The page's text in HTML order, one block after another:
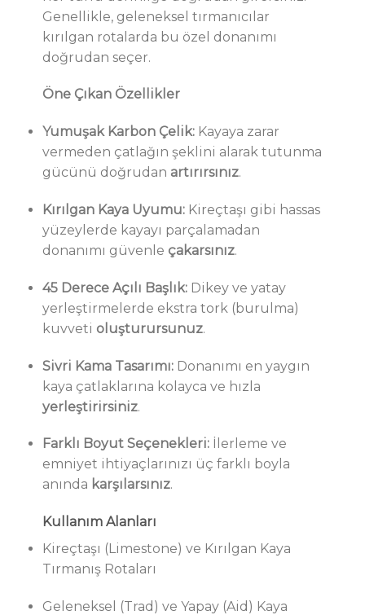
Genellikle, geleneksel tırmanıcılar
kırılgan rotalarda bu özel donanımı
doğrudan seçer.
Öne Çıkan Özellikler
Yumuşak Karbon Çelik:Kayaya zarar
vermeden çatlağın şeklini alarak tutunma
gücünü doğrudan artırırsınız.
Kırılgan Kaya Uyumu:Kireçtaşı gibi hassas
yüzeylerde kayayı parçalamadan
donanımı güvenle çakarsınız.
45 Derece Açılı Başlık:Dikey ve yatay
yerleştirmelerde ekstra tork (burulma)
kuvveti oluşturursunuz.
Sivri Kama Tasarımı:Donanımı en yaygın
kaya çatlaklarına kolayca ve hızla
yerleştirirsiniz.
Farklı Boyut Seçenekleri:İlerleme ve
emniyet ihtiyaçlarınızı üç farklı boyla
anında karşılarsınız.
Kullanım Alanları
Kireçtaşı (Limestone) ve Kırılgan Kaya
Tırmanış Rotaları
Geleneksel (Trad) ve Yapay (Aid) Kaya